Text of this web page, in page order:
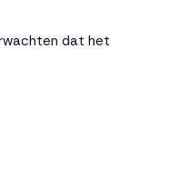
dat het